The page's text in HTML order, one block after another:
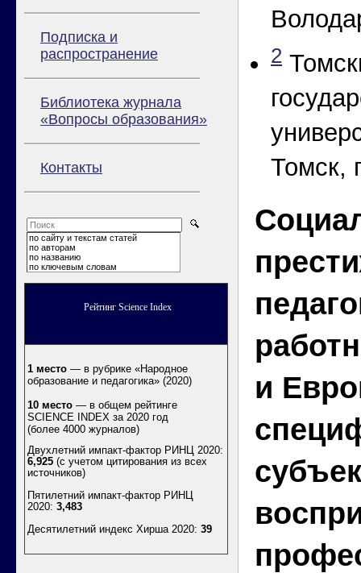
Подписка и
распространение
Библиотека журнала
«Вопросы образования»
Контакты
по сайту и текстам статей
по авторам
по названию
по ключевым словам
Рейтинг Science Index
1 место — в рубрике «Народное
образование и педагогика» (2020)
10 место — в общем рейтинге
SCIENCE INDEX за 2020 год
(более 4000 журналов)
Двухлетний импакт-фактор РИНЦ 2020:
6,925 (с учетом цитирования из всех
источников)
Пятилетний импакт-фактор РИНЦ
2020: 3,483
Десятилетний индекс Хирша 2020: 39
2
Томск,
и